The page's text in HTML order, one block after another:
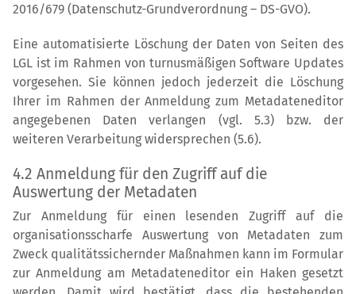
2016/679 (Datenschutz-Grundverordnung – DS-GVO).
Eine automatisierte Löschung der Daten von Seiten des
LGL ist im Rahmen von turnusmäßigen Software Updates
vorgesehen. Sie können jedoch jederzeit die Löschung
Ihrer im Rahmen der Anmeldung zum Metadateneditor
angegebenen Daten verlangen (vgl. 5.3) bzw. der
weiteren Verarbeitung widersprechen (5.6).
4.2 Anmeldung für den Zugriff auf die
Auswertung der Metadaten
Zur Anmeldung für einen lesenden Zugriff auf die
organisationsscharfe Auswertung von Metadaten zum
Zweck qualitätssichernder Maßnahmen kann im Formular
zur Anmeldung am Metadateneditor ein Haken gesetzt